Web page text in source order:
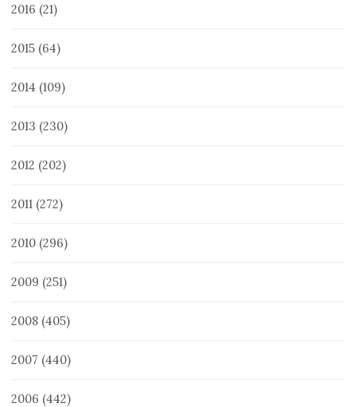
2016 (21)
2015 (64)
2014 (109)
2013 (230)
2012 (202)
2011 (272)
2010 (296)
2009 (251)
2008 (405)
2007 (440)
2006 (442)